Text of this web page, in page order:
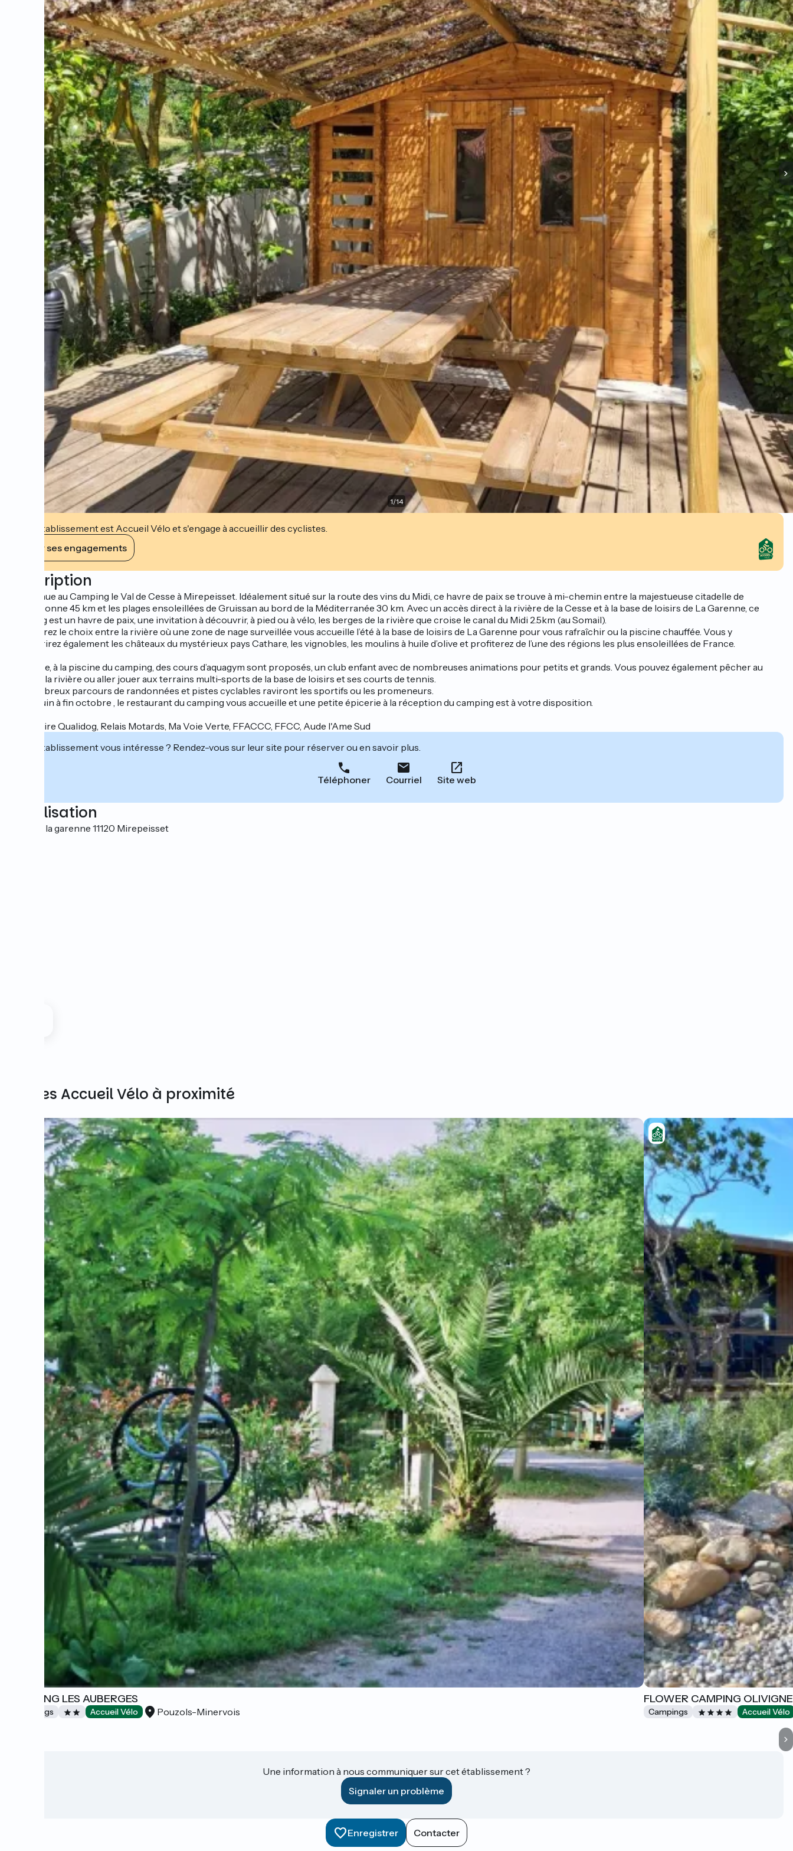
1/14
Cet établissement est Accueil Vélo et s'engage à accueillir des cyclistes.
Voir ses engagements
Description
Bienvenue au Camping le Val de Cesse à Mirepeisset. Idéalement situé sur la route des vins du Midi, ce havre de paix se trouve à mi-chemin entre la majestueuse citadelle de
Carcassonne 45 km et les plages ensoleillées de Gruissan au bord de la Méditerranée 30 km. Avec un accès direct à la rivière de la Cesse et à la base de loisirs de La Garenne, ce
camping est un havre de paix, une invitation à découvrir, à pied ou à vélo, les berges de la rivière que croise le canal du Midi 2.5km (au Somail).
Vous aurez le choix entre la rivière où une zone de nage surveillée vous accueille l’été à la base de loisirs de La Garenne pour vous rafraîchir ou la piscine chauffée. Vous y
découvrirez également les châteaux du mystérieux pays Cathare, les vignobles, les moulins à huile d’olive et profiterez de l’une des régions les plus ensoleillées de France.
Sur place, à la piscine du camping, des cours d’aquagym sont proposés, un club enfant avec de nombreuses animations pour petits et grands. Vous pouvez également pêcher au
bord de la rivière ou aller jouer aux terrains multi-sports de la base de loisirs et ses courts de tennis.
De nombreux parcours de randonnées et pistes cyclables raviront les sportifs ou les promeneurs.
De mi-juin à fin octobre , le restaurant du camping vous accueille et une petite épicerie à la réception du camping est à votre disposition.
Partenaire Qualidog, Relais Motards, Ma Voie Verte, FFACCC, FFCC, Aude l'Ame Sud
Cet établissement vous intéresse ? Rendez-vous sur leur site pour réserver ou en savoir plus.
Téléphoner Courriel Site web
Localisation
Lieu-dit la garenne 11120 Mirepeisset
Autres Accueil Vélo à proximité
CAMPING LES AUBERGES
Campings Accueil Vélo Pouzols-Minervois
FLOWER CAMPING OLIVIGNE
Campings Accueil Vélo
Une information à nous communiquer sur cet établissement ?
Signaler un problème
Enregistrer Contacter